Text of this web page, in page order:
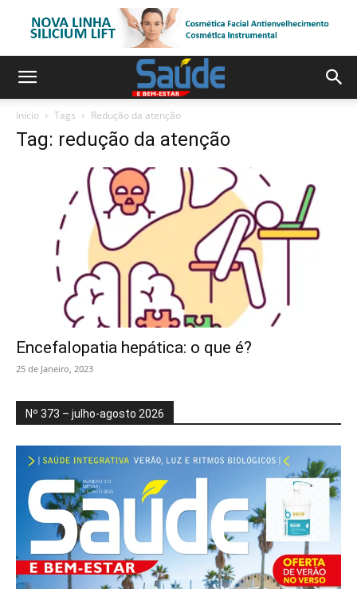
Início Tags Redução da atenção
Tag: redução da atenção
Encefalopatia hepática: o que é?
25 de Janeiro, 2023
Nº 373 – julho-agosto 2026